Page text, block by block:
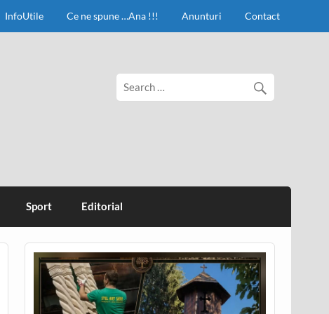
InfoUtile Ce ne spune …Ana !!! Anunturi Contact
Sport Editorial